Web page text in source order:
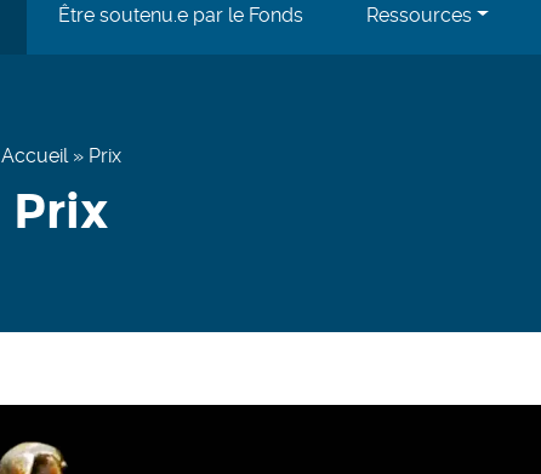
Être soutenu.e par le Fonds Ressources
Accueil » Prix
Prix